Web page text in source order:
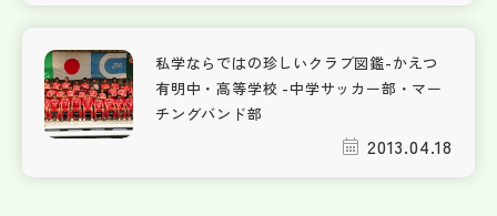
私学ならではの珍しいクラブ図鑑-かえつ
有明中・高等学校 -中学サッカー部・マー
チングバンド部
2013.04.18